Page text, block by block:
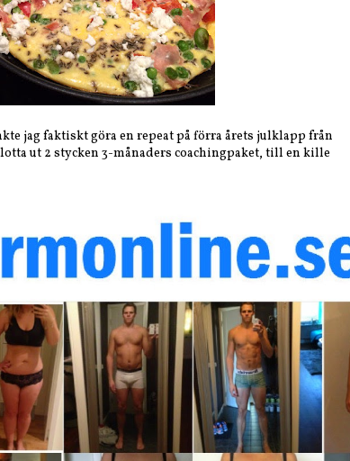
jag faktiskt göra en repeat på förra årets julklapp från
ut 2 stycken 3-månaders coachingpaket, till en kille